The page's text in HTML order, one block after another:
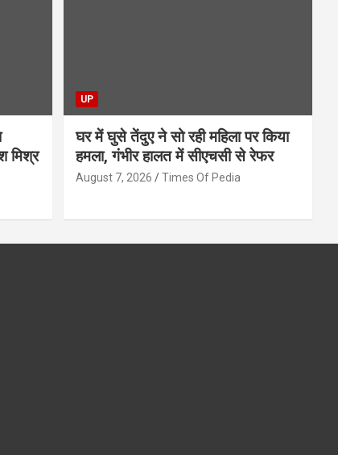
मिश्र
UP
घर में घुसे तेंदुए ने सो रही महिला पर किया
हमला, गंभीर हालत में सीएचसी से रेफर
August 7, 2026 Times Of Pedia